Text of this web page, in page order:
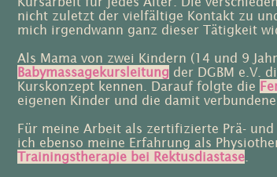
nicht zuletzt der vielfältige Kontakt zu
mich irgendwann ganz dieser Tätigkeit
Als Mama von zwei Kindern (14 und 9
Babymassagekursleitung der DGBM e.V.
Kurskonzept kennen. Darauf folgte die
eigenen Kinder und die damit
Für meine Arbeit als zertifizierte Prä-
ich ebenso meine Erfahrung als
Trainingstherapie bei Rektusdiastase